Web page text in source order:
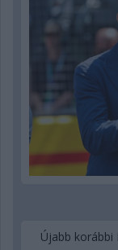
Újabb korábbi